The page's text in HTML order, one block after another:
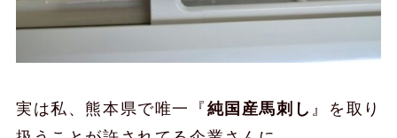
実は私、熊本県で唯一『 純国産馬刺し 』を取り